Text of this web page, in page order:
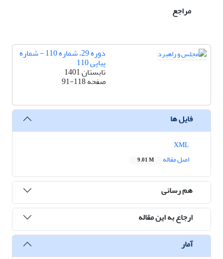
مراجع
دوره 29، شماره 110 - شماره
پیاپی 110
تابستان 1401
صفحه91-118
فایل ها
اصل مقاله
9.01 M
هم رسانی
ارجاع به این مقاله
آمار